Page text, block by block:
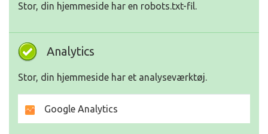
Stor, din hjemmeside har en robots.txt-fil.
Analytics
Stor, din hjemmeside har et analyseværktøj.
Google Analytics